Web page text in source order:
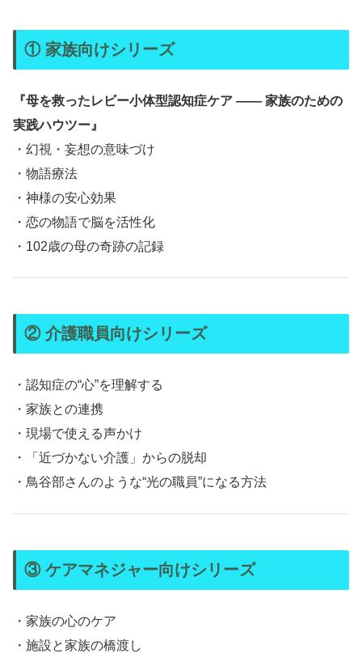
① 家族向けシリーズ
『母を救ったレビー小体型認知症ケア —— 家族のための
実践ハウツー』
・幻視・妄想の意味づけ
・物語療法
・神様の安心効果
・恋の物語で脳を活性化
・102歳の母の奇跡の記録
② 介護職員向けシリーズ
・認知症の“心”を理解する
・家族との連携
・現場で使える声かけ
・「近づかない介護」からの脱却
・鳥谷部さんのような“光の職員”になる方法
③ ケアマネジャー向けシリーズ
・家族の心のケア
・施設と家族の橋渡し